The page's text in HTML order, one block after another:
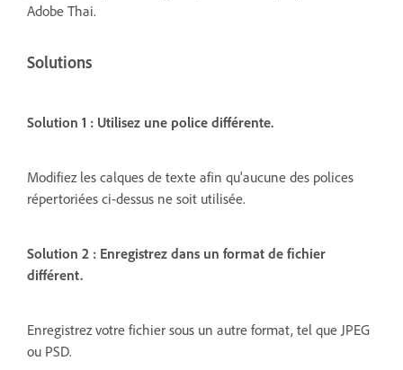
Adobe Thai.
Solutions
Solution 1 : Utilisez une police différente.
Modifiez les calques de texte afin qu'aucune des polices
répertoriées ci-dessus ne soit utilisée.
Solution 2 : Enregistrez dans un format de fichier
différent.
Enregistrez votre fichier sous un autre format, tel que JPEG
ou PSD.